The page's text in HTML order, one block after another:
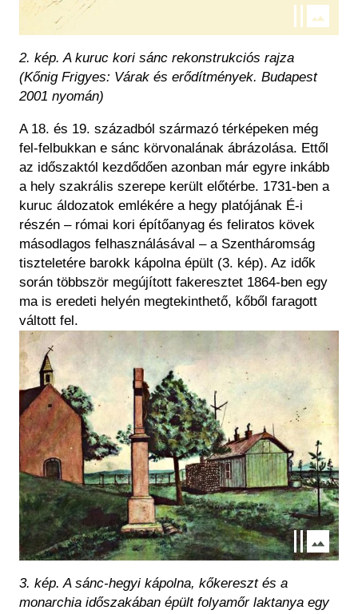
2. kép. A kuruc kori sánc rekonstrukciós rajza
(Kőnig Frigyes: Várak és erődítmények. Budapest
2001 nyomán)
A 18. és 19. századból származó térképeken még
fel-felbukkan e sánc körvonalának ábrázolása. Ettől
az időszaktól kezdődően azonban már egyre inkább
a hely szakrális szerepe került előtérbe. 1731-ben a
kuruc áldozatok emlékére a hegy platójának É-i
részén – római kori építőanyag és feliratos kövek
másodlagos felhasználásával – a Szentháromság
tiszteletére barokk kápolna épült (3. kép). Az idők
során többször megújított fakeresztet 1864-ben egy
ma is eredeti helyén megtekinthető, kőből faragott
váltott fel.
Kép
3. kép. A sánc-hegyi kápolna, kőkereszt és a
monarchia időszakában épült folyamőr laktanya egy